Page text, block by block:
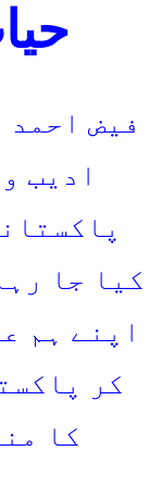
فیض احمد
ادیب
کیا جا
اپنے ہم
کر
کا